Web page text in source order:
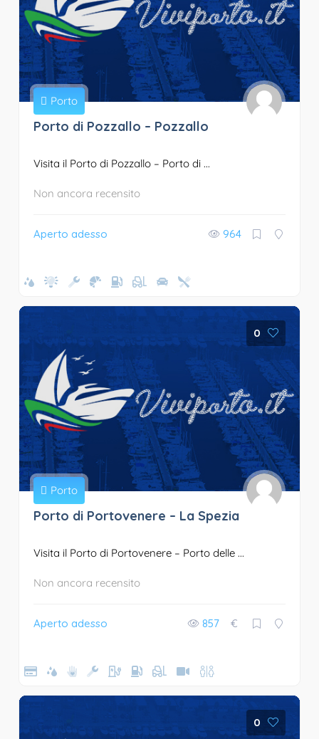
Porto
Porto di Pozzallo – Pozzallo
Visita il Porto di Pozzallo – Porto di ...
Non ancora recensito
Aperto adesso 964
0
Porto
Porto di Portovenere – La Spezia
Visita il Porto di Portovenere – Porto delle ...
Non ancora recensito
Aperto adesso 857 €
0